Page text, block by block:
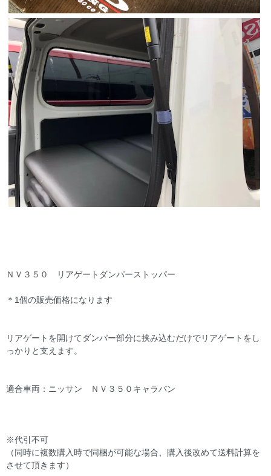
ＮＶ３５０ リアゲートダンパーストッパー
＊1個の販売価格になります
リアゲートを開けてダンパー部分に挟み込むだけでリアゲートをし
っかりと支えます。
適合車両：ニッサン ＮＶ３５０キャラバン
※代引不可
（同時に複数購入時で同梱が可能な場合、購入後改めて送料計算を
させて頂きます）